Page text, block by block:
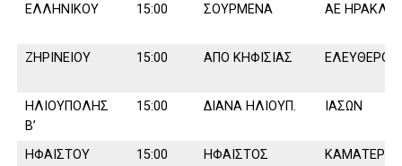
ΕΛΛΗΝΙΚΟΥ
15:00 ΣΟΥΡΜΕΝΑ ΑΕ
ΖΗΡΙΝΕΙΟΥ 15:00 ΑΠΟ ΚΗΦΙΣΙΑΣ
ΗΛΙΟΥΠΟΛΗΣ
Β’
15:00 ∆ΙΑΝΑ ΗΛΙΟΥΠ. ΙΑΣΩΝ
ΗΦΑΙΣΤΟΥ 15:00 ΗΦΑΙΣΤΟΣ ΚΑΜΑΤΕΡΟ